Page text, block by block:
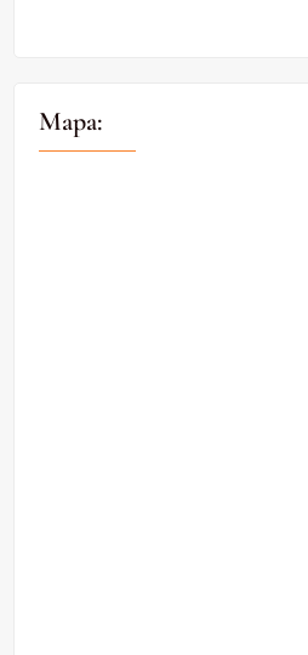
Mapa: